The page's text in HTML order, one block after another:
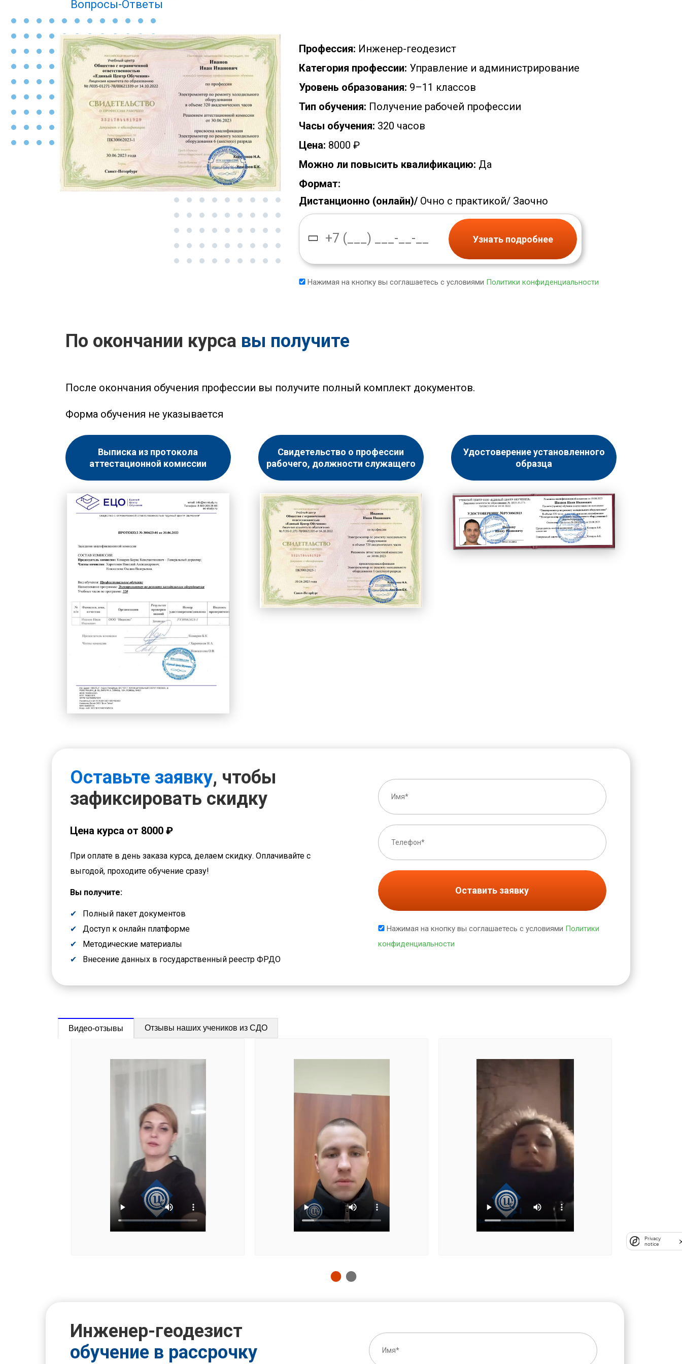
Вопросы-Ответы
Профессия: Инженер-геодезист
Категория профессии: Управление и администрирование
Уровень образования: 9–11 классов
Тип обучения: Получение рабочей профессии
Часы обучения: 320 часов
Цена: 8000 ₽
Можно ли повысить квалификацию: Да
Формат:
Дистанционно (онлайн)/ Очно с практикой/ Заочно
Узнать подробнее
Нажимая на кнопку вы соглашаетесь с условиями Политики конфиденциальности
По окончании курса вы получите
После окончания обучения профессии вы получите полный комплект документов.
Форма обучения не указывается
Выписка из протокола
аттестационной комиссии
Свидетельство о профессии
рабочего, должности служащего
Удостоверение установленного
образца
Оставьте заявку, чтобы
зафиксировать скидку
Цена курса от 8000 ₽
При оплате в день заказа курса, делаем скидку. Оплачивайте с
выгодой, проходите обучение сразу!
Вы получите:
Полный пакет документов
Доступ к онлайн платформе
Методические материалы
Внесение данных в государственный реестр ФРДО
Оставить заявку
Нажимая на кнопку вы соглашаетесь с условиями Политики
конфиденциальности
Видео-отзывы Отзывы наших учеников из СДО
Инженер-геодезист
обучение в рассрочку
Privacy
notice